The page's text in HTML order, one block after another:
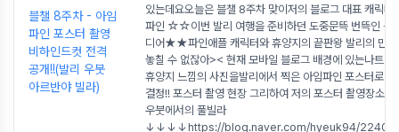
블챌 8주차 - 아임
파인 포스터 촬영
비하인드컷 전격
공개!!(발리 우붓
아르반야 빌라)
있는데요오늘은 블챌 8주차 맞이저의 블로그 대표 캐릭
파인 ☆☆이번 발리 여행을 준비하던 도중문뜩 번뜩인 블
디어★★파인애플 캐릭터와 휴양지의 끝판왕 발리의
놓칠 수 없잖아>< 현재 모바일 블로그 배경에 있는나트랑
휴양지 느낌의 사진을발리에서 찍은 아임파인 포스터로
결정!! 포스터 촬영 현장 그리하여 저의 포스터 촬영장소로
우붓에서의 풀빌라
↓↓↓↓https://blog.naver.com/hyeuk94/